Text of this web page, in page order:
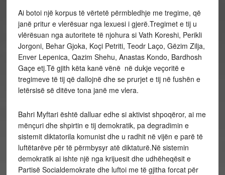
Ai botoi një korpus të vërtetë përmbledhje me tregime, që
janë pritur e vlerësuar nga lexuesi i gjerë.Tregimet e tij u
vlërësuan nga autoritete të njohura si Vath Koreshi, Perikli
Jorgoni, Behar Gjoka, Koçi Petriti, Teodr Laço, Gëzim Zilja,
Enver Lepenica, Qazim Shehu, Anastas Kondo, Bardhosh
Gaçe etj.Të gjith këta kanë vënë në dukje veçoritë e
tregimeve të tij që dallojnë dhe se prurjet e tij në fushën e
letërsisë së ditëve tona janë me vlera.
Bahri Myftari është dalluar edhe si aktivist shpoqëror, ai me
mënçuri dhe shpirtin e tij demokratik, pa degradimin e
sistemit diktatorila komunist dhe u radhit në vijën e parë të
luftëtarëve për të përmbysyr atë diktaturë.Në sistemin
demokratik ai ishte një nga krijuesit dhe udhëheqësit e
Partisë Socialdemokrate dhe luftoi me të gjitha forcat për